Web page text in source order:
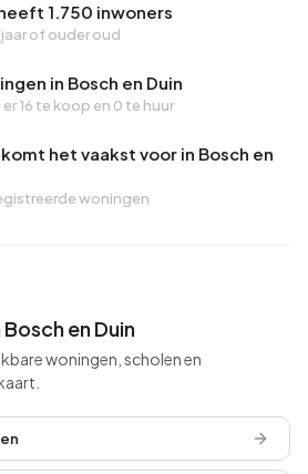
1.750 inwoners
of ouder oud
in Bosch en Duin
er16 te koop en 0 te huur
het vaakst voor in Bosch en
woningen
en Duin
woningen, scholen en